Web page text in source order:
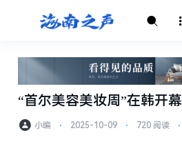
“首尔美容美妆周”在韩开幕
小编 ⋅ 2025-10-09 ⋅ 720 阅读 ⋅